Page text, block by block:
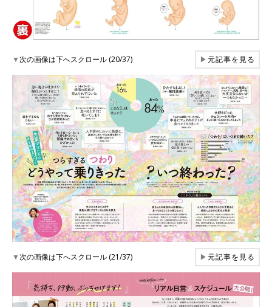
▼次の画像は下へスクロール (20/37) ▶元記事を見る
▼次の画像は下へスクロール (21/37) ▶元記事を見る